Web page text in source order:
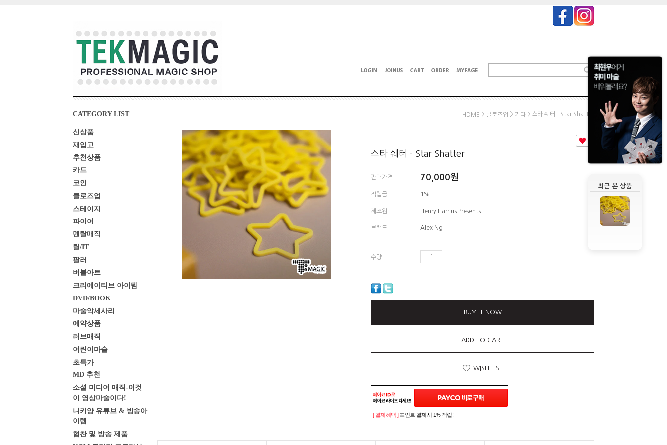
최근 본 상품
CATEGORY LIST
신상품
재입고
추천상품
카드
코인
클로즈업
스테이지
파이어
멘탈매직
릴/IT
팔러
버블아트
크리에이티브 아이템
DVD/BOOK
마술악세사리
예약상품
러브매직
어린이마술
초특가
MD 추천
소셜 미디어 매직-이것
이 영상마술이다!
니키양 유튜브 & 방송아
이템
협찬 및 방송 제품
HOME > 클로즈업 > 기타 > 스타 쉐터 - Star Shatter
스타 쉐터 - Star Shatter
판매가격 70,000원
적립금 1%
제조원 Henry Harrius Presents
브랜드 Alex Ng
수량
BUY IT NOW
ADD TO CART
WISH LIST
[ 결제혜택 ] 포인트 결제시 1% 적립!